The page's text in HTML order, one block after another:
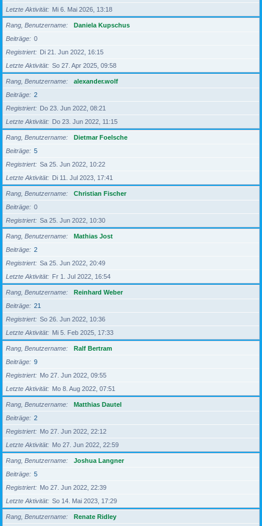
Letzte Aktivität
Mi 6. Mai 2026, 13:18
Rang, Benutzername
Daniela Kupschus
Beiträge
0
Registriert
Di 21. Jun 2022, 16:15
Letzte Aktivität
So 27. Apr 2025, 09:58
Rang, Benutzername
alexander.wolf
Beiträge
2
Registriert
Do 23. Jun 2022, 08:21
Letzte Aktivität
Do 23. Jun 2022, 11:15
Rang, Benutzername
Dietmar Foelsche
Beiträge
5
Registriert
Sa 25. Jun 2022, 10:22
Letzte Aktivität
Di 11. Jul 2023, 17:41
Rang, Benutzername
Christian Fischer
Beiträge
0
Registriert
Sa 25. Jun 2022, 10:30
Rang, Benutzername
Mathias Jost
Beiträge
2
Registriert
Sa 25. Jun 2022, 20:49
Letzte Aktivität
Fr 1. Jul 2022, 16:54
Rang, Benutzername
Reinhard Weber
Beiträge
21
Registriert
So 26. Jun 2022, 10:36
Letzte Aktivität
Mi 5. Feb 2025, 17:33
Rang, Benutzername
Ralf Bertram
Beiträge
9
Registriert
Mo 27. Jun 2022, 09:55
Letzte Aktivität
Mo 8. Aug 2022, 07:51
Rang, Benutzername
Matthias Dautel
Beiträge
2
Registriert
Mo 27. Jun 2022, 22:12
Letzte Aktivität
Mo 27. Jun 2022, 22:59
Rang, Benutzername
Joshua Langner
Beiträge
5
Registriert
Mo 27. Jun 2022, 22:39
Letzte Aktivität
So 14. Mai 2023, 17:29
Rang, Benutzername
Renate Ridley